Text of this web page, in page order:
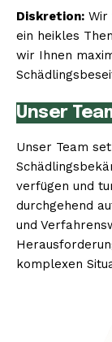
Diskretion: Wir
ein heikles
wir Ihnen
Unser
Unser Team
verfügen und
durchgehend
und
komplexen